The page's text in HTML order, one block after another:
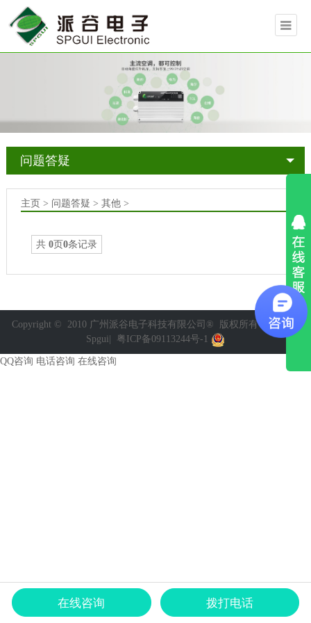
问题答疑
主页 > 问题答疑 > 其他>
共 0页 0条记录
Copyright © 2010 广州派谷电子科技有限公司® 版权所有
Power by
Spgui
粤ICP备09113244号-1
QQ咨询 电话咨询 在线咨询
在线咨询 拨打电话